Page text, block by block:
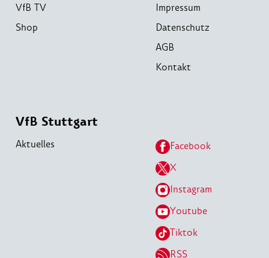
VfB TV
Shop
Impressum
Datenschutz
AGB
Kontakt
VfB Stuttgart
Aktuelles
Facebook
X
Instagram
Youtube
Tiktok
RSS